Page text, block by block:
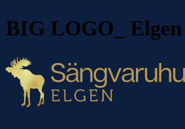
BIG LOGO_ Elgen